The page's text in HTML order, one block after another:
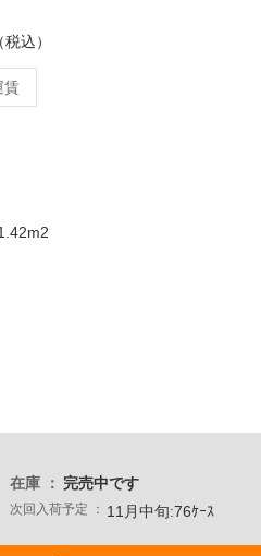
込）
賃
在庫 完売中です
次回入荷予定 11月中旬:76ｹｰｽ